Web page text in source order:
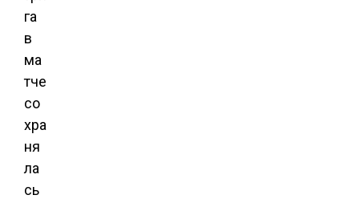
га
в
ма
тче
со
хра
ня
ла
сь